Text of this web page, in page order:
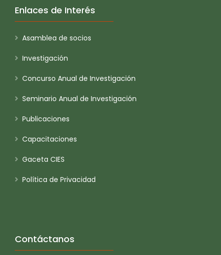
Enlaces de Interés
Asamblea de socios
Investigación
Concurso Anual de Investigación
Seminario Anual de Investigación
Publicaciones
Capacitaciones
Gaceta CIES
Política de Privacidad
Contáctanos